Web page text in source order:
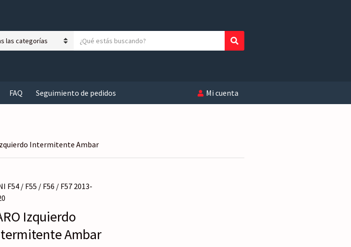
a
b
c
Buscar
FAQ Seguimiento de pedidos Mi cuenta
Intermitente Ambar
F54 / F55 / F56 / F57 2013-
Izquierdo
Ambar